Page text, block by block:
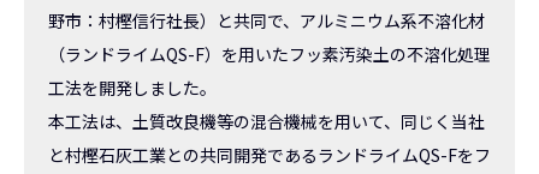
野市：村樫信行社長）と共同で、アルミニウム系不溶化材
（ランドライムQS-F）を用いたフッ素汚染土の不溶化処理
工法を開発しました。
本工法は、土質改良機等の混合機械を用いて、同じく当社
と村樫石灰工業との共同開発であるランドライムQS-Fをフ